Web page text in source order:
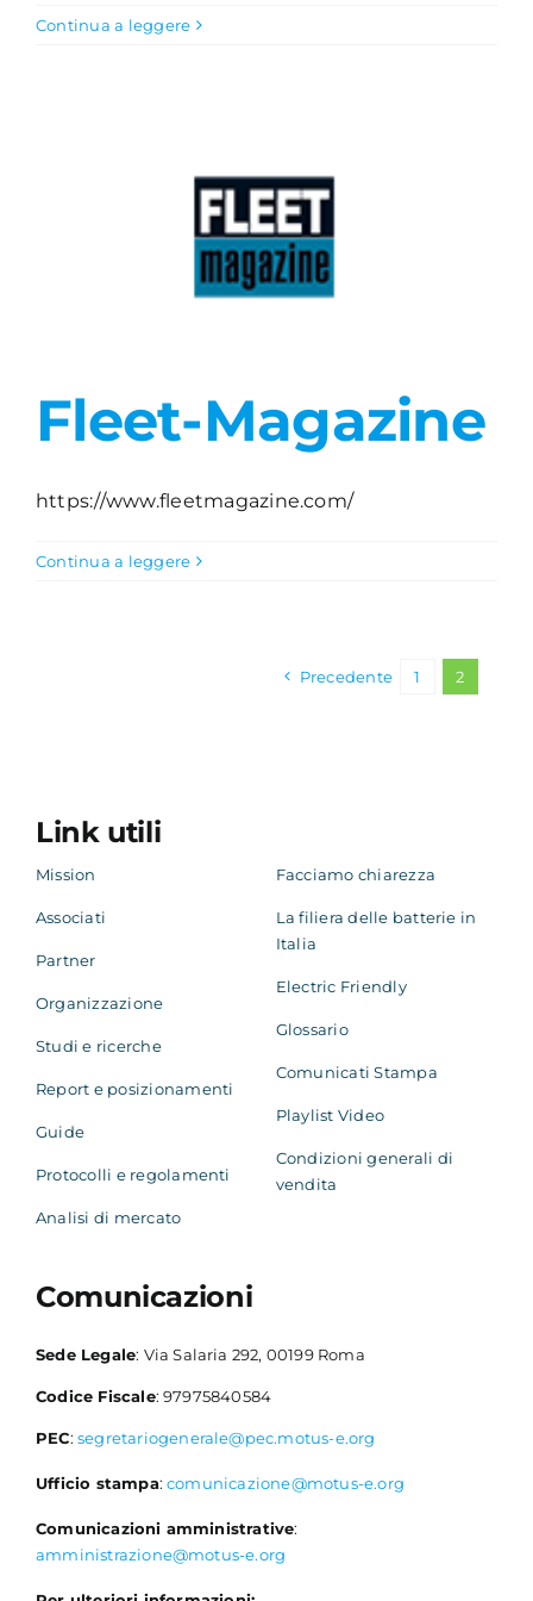
Continua a leggere
Fleet-Magazine
https://www.fleetmagazine.com/
Continua a leggere
Precedente 1 2
Link utili
Mission
Associati
Partner
Organizzazione
Studi e ricerche
Report e posizionamenti
Guide
Protocolli e regolamenti
Analisi di mercato
Facciamo chiarezza
La filiera delle batterie in
Italia
Electric Friendly
Glossario
Comunicati Stampa
Playlist Video
Condizioni generali di
vendita
Comunicazioni
Sede Legale: Via Salaria 292, 00199 Roma
Codice Fiscale: 97975840584
PEC: segretariogenerale@pec.motus-e.org
Ufficio stampa:comunicazione@motus-e.org
Comunicazioni amministrative:
amministrazione@motus-e.org